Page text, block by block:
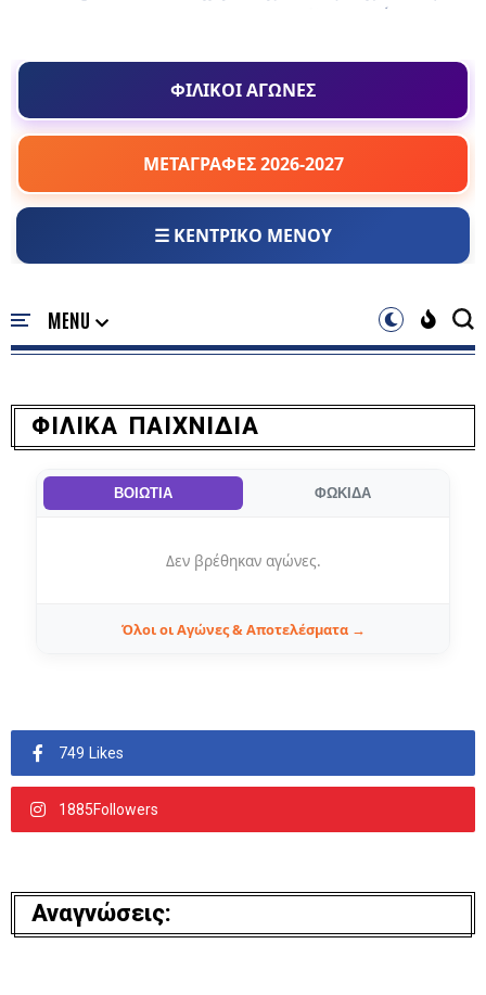
ΦΙΛΙΚΟΙ ΑΓΩΝΕΣ
ΜΕΤΑΓΡΑΦΕΣ 2026-2027
☰ ΚΕΝΤΡΙΚΟ ΜΕΝΟΥ
ΦΙΛΙΚΑ ΠΑΙΧΝΙΔΙΑ
ΒΟΙΩΤΙΑ ΦΩΚΙΔΑ
Δεν βρέθηκαν αγώνες.
Όλοι οι Αγώνες & Αποτελέσματα →
749 Likes
1885Followers
Αναγνώσεις: